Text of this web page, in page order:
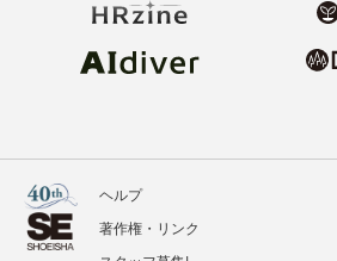
ヘルプ
著作権・リンク